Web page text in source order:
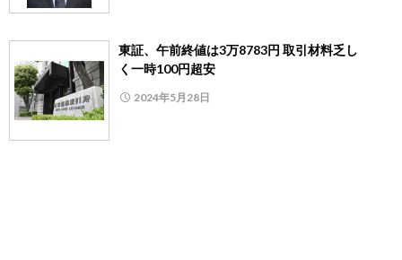
東証、午前終値は3万8783円 取引材料乏し
く一時100円超安
2024年5月28日